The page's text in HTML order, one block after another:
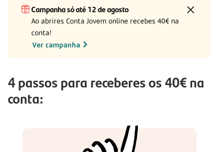
Campanha só até 12 de agosto
Ao abrires Conta Jovem online recebes 40€ na
conta!
Ver campanha
4 passos para receberes os 40€ na
conta: